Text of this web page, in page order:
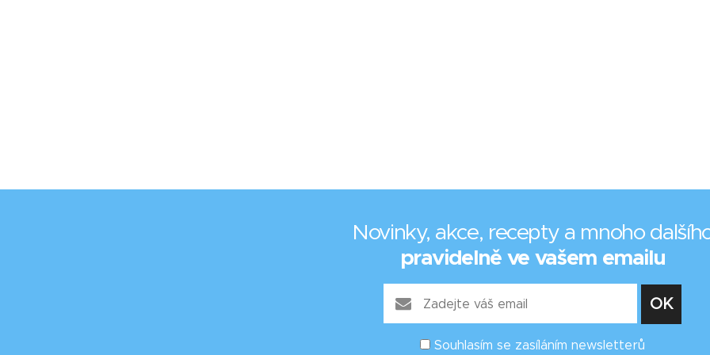
Novinky, akce, recepty a mnoho
pravidelně ve vašem emailu
Souhlasím se zasíláním newsletterů